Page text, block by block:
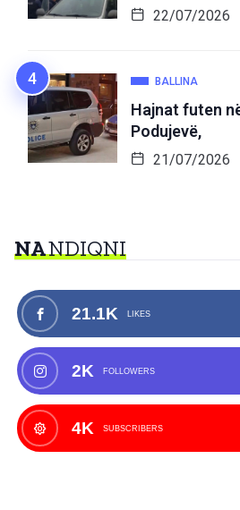
22/07/2026
BALLINA
Hajnat futen
Podujevë,
21/07/2026
NANDIQNI
21.1K LIKES
2K FOLLOWERS
4K SUBSCRIBERS